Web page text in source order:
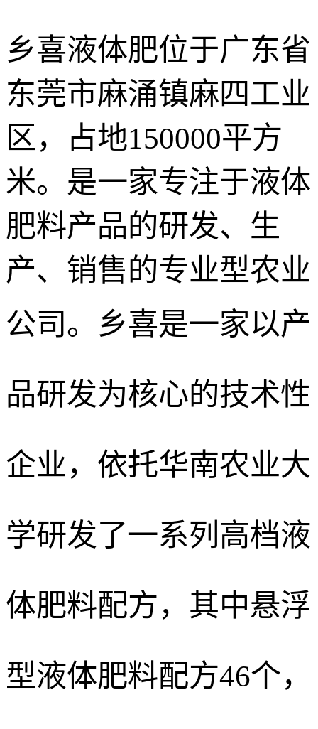
乡喜液体肥位于广东省
东莞市麻涌镇麻四工业
区，占地150000平方
米。是一家专注于液体
肥料产品的研发、生
产、销售的专业型农业
公司。
乡喜是一家以产
品研发为核心的技术性
企业，依托华南农业大
学研发了一系列高档液
体肥料配方，其中悬浮
型液体肥料配方46个，